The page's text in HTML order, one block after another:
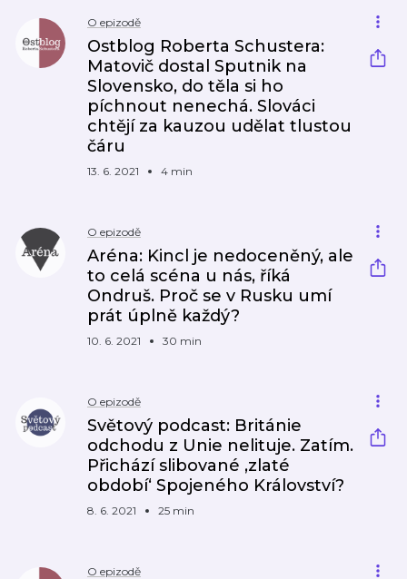
O epizodě
Ostblog Roberta Schustera:
Matovič dostal Sputnik na
Slovensko, do těla si ho
píchnout nenechá. Slováci
chtějí za kauzou udělat tlustou
čáru
13. 6. 2021 4 min
O epizodě
Aréna: Kincl je nedoceněný, ale
to celá scéna u nás, říká
Ondruš. Proč se v Rusku umí
prát úplně každý?
10. 6. 2021 30 min
O epizodě
Světový podcast: Británie
odchodu z Unie nelituje. Zatím.
Přichází slibované ‚zlaté
období‘ Spojeného Království?
8. 6. 2021 25 min
O epizodě